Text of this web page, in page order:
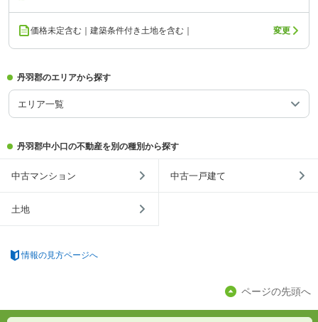
価格未定含む｜建築条件付き土地を含む｜ 変更
丹羽郡のエリアから探す
エリア一覧
丹羽郡中小口の不動産を別の種別から探す
中古マンション 中古一戸建て
土地
情報の見方ページへ
ページの先頭へ